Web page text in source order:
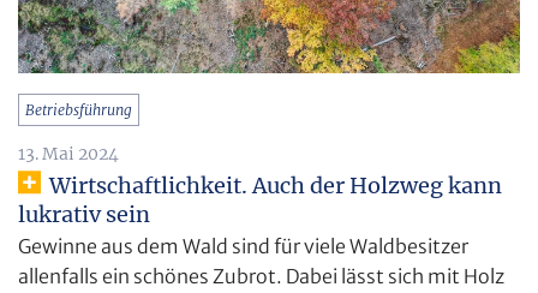
Betriebsführung
13. Mai 2024
Wirtschaftlichkeit. Auch der Holzweg kann
lukrativ sein
Gewinne aus dem Wald sind für viele Waldbesitzer
allenfalls ein schönes Zubrot. Dabei lässt sich mit Holz